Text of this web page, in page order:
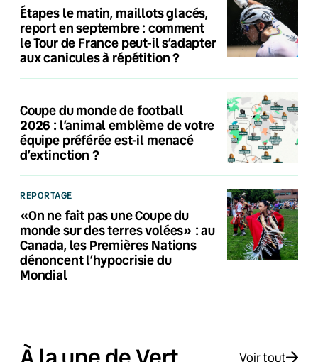
Étapes le matin, maillots glacés,
report en septembre : comment
le Tour de France peut-il s’adapter
aux canicules à répétition ?
Coupe du monde de football
2026 : l’animal emblème de votre
équipe préférée est-il menacé
d’extinction ?
REPORTAGE
«On ne fait pas une Coupe du
monde sur des terres volées» : au
Canada, les Premières Nations
dénoncent l’hypocrisie du
Mondial
Voir tout